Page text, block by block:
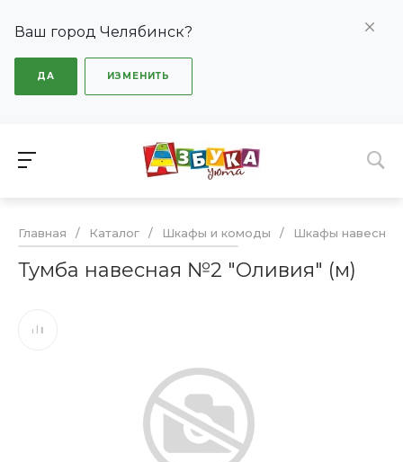
Ваш город Челябинск?
ДА ИЗМЕНИТЬ
Главная / Каталог / Шкафы и комоды / Шкафы навесные
Тумба навесная №2 "Оливия" (м)